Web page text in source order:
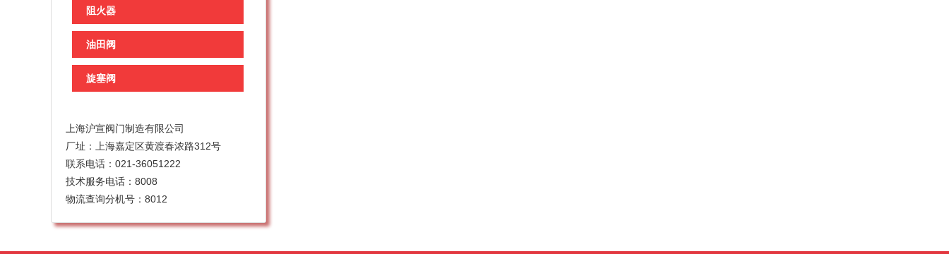
阻火器
油田阀
旋塞阀
上海沪宣阀门制造有限公司
厂址：上海嘉定区黄渡春浓路312号
联系电话：021-36051222
技术服务电话：8008
物流查询分机号：8012